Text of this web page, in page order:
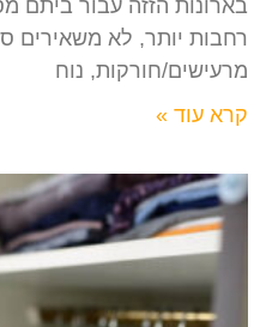
בארונות הזזה עבור ביתם
רחבות יותר, לא משאירים
מרעישים/חורקות, נוח
קרא עוד »